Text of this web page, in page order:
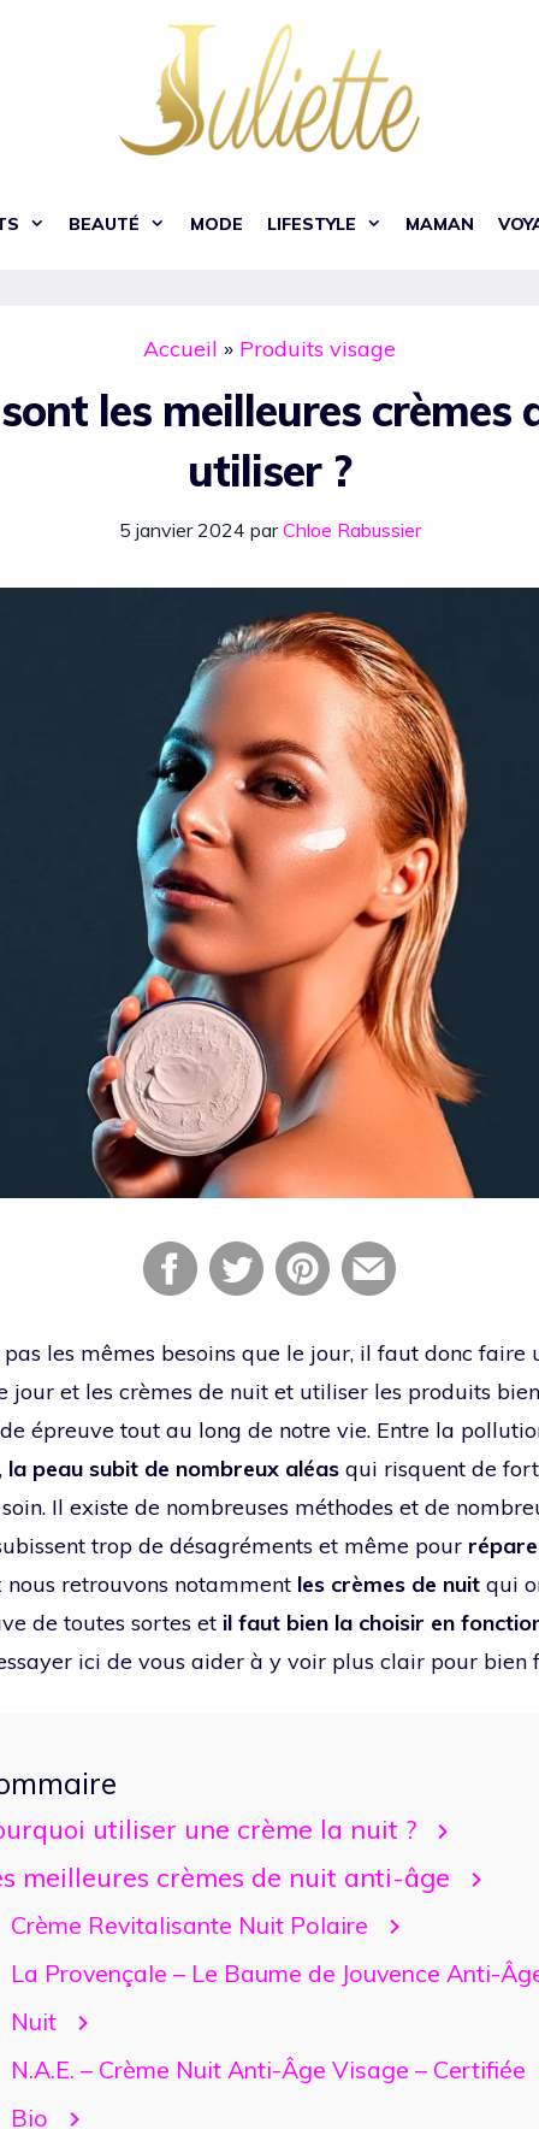
BEAUTÉ MODE LIFESTYLE MAMAN
Accueil » Produits visage
les meilleures crèmes
utiliser ?
5 janvier 2024 parChloe Rabussier
pas les mêmes besoins que le jour, il faut donc faire
jour et les crèmes de nuit et utiliser les produits
épreuve tout au long de notre vie. Entre la
la peau subit de nombreux aléas qui risquent de
soin. Il existe de nombreuses méthodes et de
trop de désagréments et même pour
nous retrouvons notamment les crèmes de nuit qui
de toutes sortes et il faut bien la choisir en
ici de vous aider à y voir plus clair pour bien
utiliser une crème la nuit ?
meilleures crèmes de nuit anti-âge
Crème Revitalisante Nuit Polaire
La Provençale – Le Baume de Jouvence Anti-
Nuit
N.A.E. – Crème Nuit Anti-Âge Visage – Certifiée
Bio